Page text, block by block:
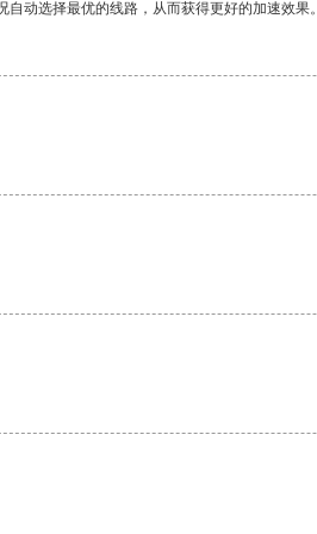
动选择最优的线路，从而获得更好的加速效果。